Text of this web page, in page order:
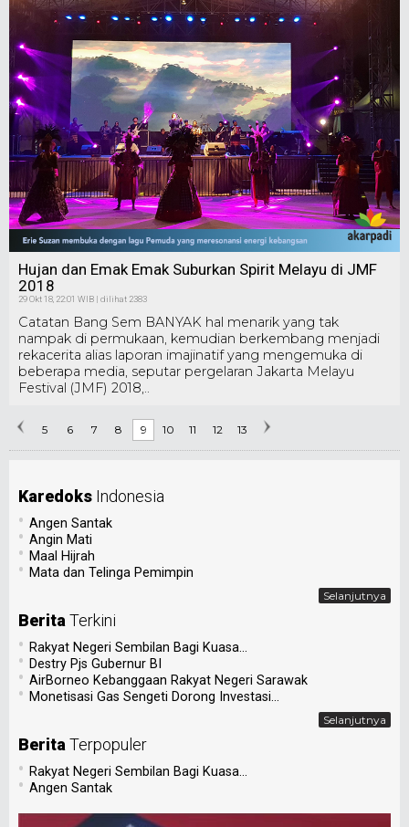
Hujan dan Emak Emak Suburkan Spirit Melayu di JMF
2018
29 Okt 18, 22:01 WIB | dilihat 2383
Catatan Bang Sem BANYAK hal menarik yang tak
nampak di permukaan, kemudian berkembang menjadi
rekacerita alias laporan imajinatif yang mengemuka di
beberapa media, seputar pergelaran Jakarta Melayu
Festival (JMF) 2018,..
5 6 7 8 9 10 11 12 13
Karedoks Indonesia
• Angen Santak
• Angin Mati
• Maal Hijrah
• Mata dan Telinga Pemimpin
Selanjutnya
BeritaTerkini
• Rakyat Negeri Sembilan Bagi Kuasa...
• Destry Pjs Gubernur BI
• AirBorneo Kebanggaan Rakyat Negeri Sarawak
• Monetisasi Gas Sengeti Dorong Investasi...
Selanjutnya
BeritaTerpopuler
• Rakyat Negeri Sembilan Bagi Kuasa...
• Angen Santak